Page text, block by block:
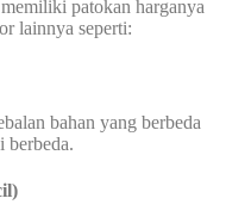
patokan harganya
lainnya seperti:
bahan yang berbeda
berbeda.